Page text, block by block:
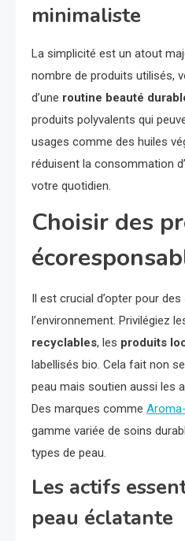
minimaliste
La simplicité est un atout
nombre de produits utilisés,
d’une routine beauté
produits polyvalents qui
usages comme des huiles
réduisent la consommation
votre quotidien.
Choisir des
Il est crucial d’opter pour
l’environnement. Privilégiez
recyclables, les produits
labellisés bio. Cela fait non
peau mais soutien aussi les
Des marques comme
gamme variée de soins
types de peau.
Les actifs
peau éclatante